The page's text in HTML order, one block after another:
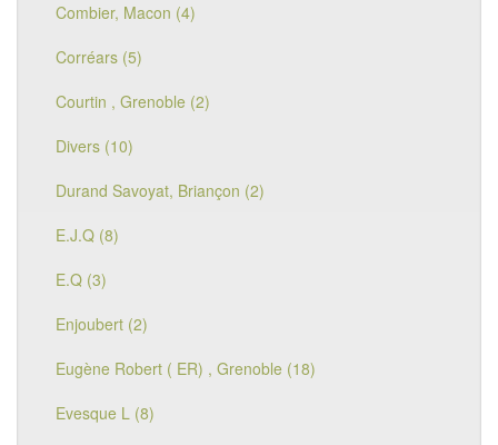
Combier, Macon (4)
Corréars (5)
Courtin , Grenoble (2)
Divers (10)
Durand Savoyat, Briançon (2)
E.J.Q (8)
E.Q (3)
Enjoubert (2)
Eugène Robert ( ER) , Grenoble (18)
Evesque L (8)